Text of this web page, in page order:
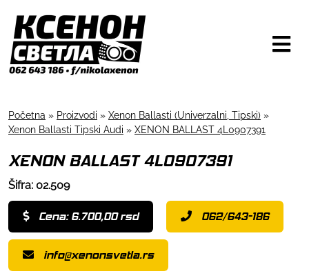
Početna » Proizvodi » Xenon Ballasti (Univerzalni, Tipski) »
Xenon Ballasti Tipski Audi » XENON BALLAST 4L0907391
XENON BALLAST 4L0907391
Šifra: 02.509
Cena: 6.700,00 rsd 062/643-186
info@xenonsvetla.rs